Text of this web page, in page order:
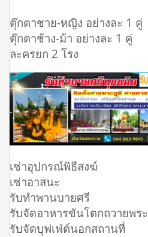
ตุ๊กตาชาย-หญิง อย่างละ 1 คู่
ตุ๊กตาช้าง-ม้า อย่างละ 1 คู่
ละครยก 2 โรง
เช่าอุปกรณ์พิธีสงฆ์
เช่าอาสนะ
รับทำพานบายศรี
รับจัดอาหารขันโตกถวายพระ
รับจัดบุฟเฟ่ต์นอกสถานที่